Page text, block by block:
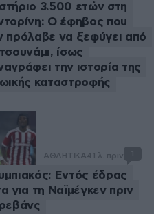
3.500 ετών στη
Ο έφηβος που
πρόλαβε να ξεφύγει από
ίσως
την ιστορία της
καταστροφής
ΑΘΛΗΤΙΚΑ41 λ. πριν 1
Εντός έδρας
για τη Ναϊμέγκεν πριν